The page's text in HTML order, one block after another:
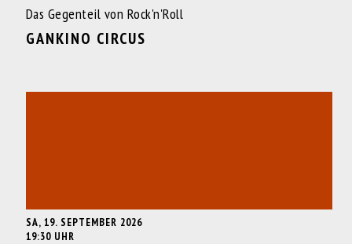
Das Gegenteil von Rock'n'Roll
GANKINO CIRCUS
SA, 19. SEPTEMBER 2026
19:30 UHR